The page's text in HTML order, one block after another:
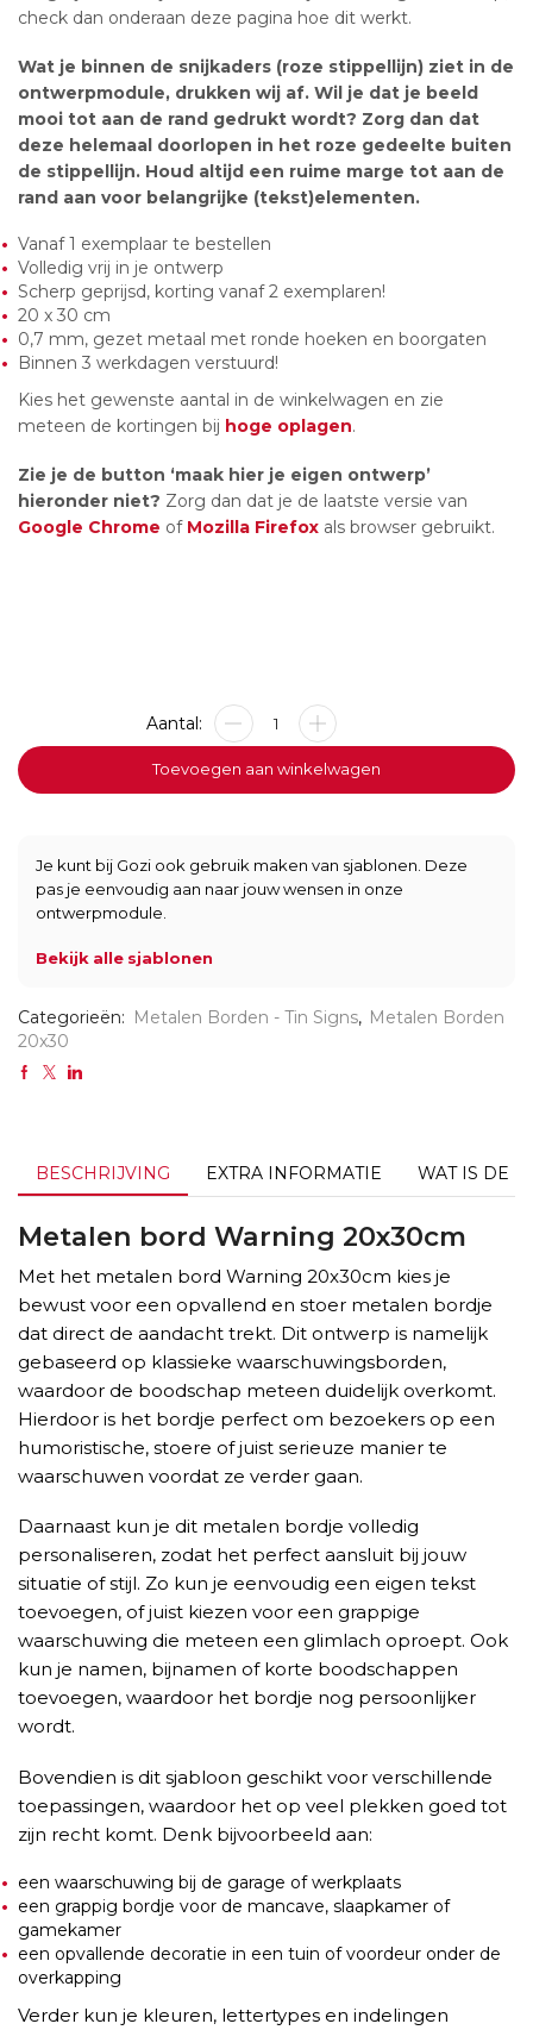
check dan onderaan deze pagina hoe dit werkt.
Wat je binnen de snijkaders (roze stippellijn) ziet in de
ontwerpmodule, drukken wij af. Wil je dat je beeld
mooi tot aan de rand gedrukt wordt? Zorg dan dat
deze helemaal doorlopen in het roze gedeelte buiten
de stippellijn. Houd altijd een ruime marge tot aan de
rand aan voor belangrijke (tekst)elementen.
Vanaf 1 exemplaar te bestellen
Volledig vrij in je ontwerp
Scherp geprijsd, korting vanaf 2 exemplaren!
20 x 30 cm
0,7 mm, gezet metaal met ronde hoeken en boorgaten
Binnen 3 werkdagen verstuurd!
Kies het gewenste aantal in de winkelwagen en zie
meteen de kortingen bij hoge oplagen.
Zie je de button ‘maak hier je eigen ontwerp’
hieronder niet? Zorg dan dat je de laatste versie van
Google Chrome of Mozilla Firefox als browser gebruikt.
Metalen
bord
-
aantal
Toevoegen aan winkelwagen
Je kunt bij Gozi ook gebruik maken van sjablonen. Deze
pas je eenvoudig aan naar jouw wensen in onze
ontwerpmodule.
Bekijk alle sjablonen
Categorieën: Metalen Borden - Tin Signs, Metalen Borden
20x30
BESCHRIJVING EXTRA INFORMATIE WAT IS DE
Metalen bord Warning 20x30cm
Met het metalen bord Warning 20x30cm kies je
bewust voor een opvallend en stoer metalen bordje
dat direct de aandacht trekt. Dit ontwerp is namelijk
gebaseerd op klassieke waarschuwingsborden,
waardoor de boodschap meteen duidelijk overkomt.
Hierdoor is het bordje perfect om bezoekers op een
humoristische, stoere of juist serieuze manier te
waarschuwen voordat ze verder gaan.
Daarnaast kun je dit metalen bordje volledig
personaliseren, zodat het perfect aansluit bij jouw
situatie of stijl. Zo kun je eenvoudig een eigen tekst
toevoegen, of juist kiezen voor een grappige
waarschuwing die meteen een glimlach oproept. Ook
kun je namen, bijnamen of korte boodschappen
toevoegen, waardoor het bordje nog persoonlijker
wordt.
Bovendien is dit sjabloon geschikt voor verschillende
toepassingen, waardoor het op veel plekken goed tot
zijn recht komt. Denk bijvoorbeeld aan:
een waarschuwing bij de garage of werkplaats
een grappig bordje voor de mancave, slaapkamer of
gamekamer
een opvallende decoratie in een tuin of voordeur onder de
overkapping
Verder kun je kleuren, lettertypes en indelingen